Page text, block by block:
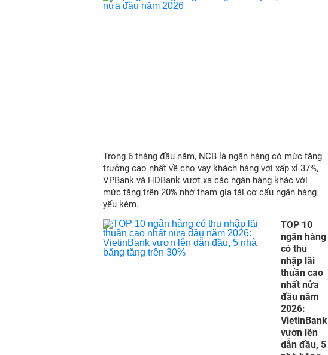
Trong 6 tháng đầu năm, NCB là ngân hàng có mức tăng
trưởng cao nhất về cho vay khách hàng với xấp xỉ 37%,
VPBank và HDBank vượt xa các ngân hàng khác với
mức tăng trên 20% nhờ tham gia tái cơ cấu ngân hàng
yếu kém.
TOP 10
ngân hàng
có thu
nhập lãi
thuần cao
nhất nửa
đầu năm
2026:
VietinBank
vươn lên
dẫn đầu, 5